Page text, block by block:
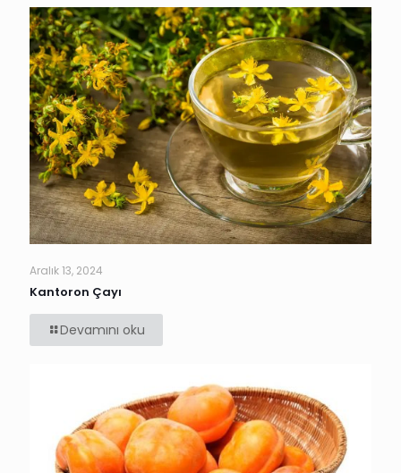
Aralık 13, 2024
Kantoron Çayı
Devamını oku